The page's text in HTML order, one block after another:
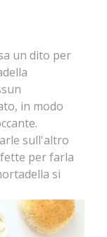
un dito per
in modo
sull'altro
per farla
si